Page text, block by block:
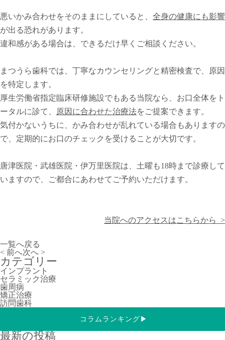
悪いかみ合わせをそのままにしていると、 全身の健康にも影響
が出る恐れがあります。
違和感がある場合は、 できるだけ早くご相談ください。
まつうら歯科では、丁寧なカウンセリングと精密検査で、原因
を特定します。
厚生労働省指定臨床研修施設でもある当院なら、お口全体をト
ータルに診て、
原因に合わせた治療法をご提案できます。
気付かないうちに、かみ合わせが乱れている場合もありますの
で、定期的にお口のチェックを受けることが大切です。
唐津医院・武雄医院・伊万里医院は、土曜も18時まで診療して
いますので、ご都合にあわせてご予約いただけます。
当院へのアクセスはこちらから >
一覧へ戻る
< 前へ次へ >
カテゴリー
インプラント
セラミック治療
歯周病
矯正治療
訪問歯科
▶
コラムランキング
最新の投稿